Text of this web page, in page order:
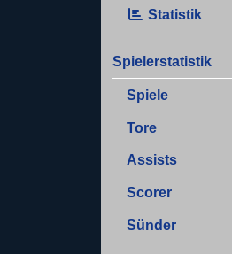
Statistik
Spielerstatistik
Spiele
Tore
Assists
Scorer
Sünder